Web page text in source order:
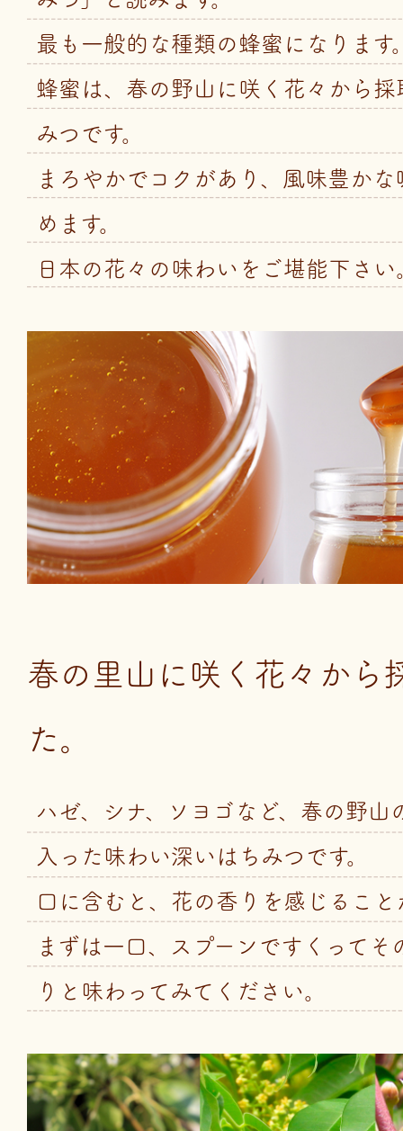
最も一般的な種類の蜂蜜になります
蜂蜜は、春の野山に咲く花々から
みつです。
まろやかでコクがあり、風味豊か
めます。
日本の花々の味わいをご堪能下さい
春の里山に咲く花々から
た。
ハゼ、シナ、ソヨゴなど、春の野山
入った味わい深いはちみつです。
口に含むと、花の香りを感じること
まずは一口、スプーンですくってそ
りと味わってみてください。